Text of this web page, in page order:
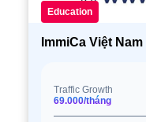
Education
ImmiCa Việt Nam
Traffic Growth
69.000/tháng